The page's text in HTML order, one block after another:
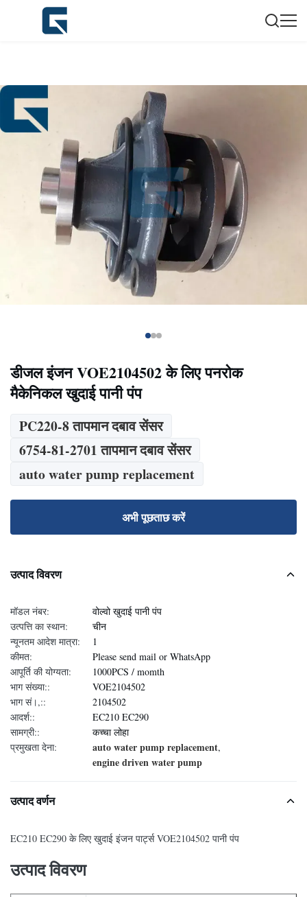
डीजल इंजन VOE2104502 के लिए पनरोक
मैकेनिकल खुदाई पानी पंप
PC220-8 तापमान दबाव सेंसर
6754-81-2701 तापमान दबाव सेंसर
auto water pump replacement
अभी पूछताछ करें
उत्पाद विवरण
मॉडल नंबर:
वोल्वो खुदाई पानी पंप
उत्पत्ति का स्थान:
चीन
न्यूनतम आदेश मात्रा:
1
कीमत:
Please send mail or WhatsApp
आपूर्ति की योग्यता:
1000PCS / momth
भाग संख्या::
VOE2104502
भाग सं।,::
2104502
आदर्श::
EC210 EC290
सामग्री::
कच्चा लोहा
प्रमुखता देना:
auto water pump replacement,
engine driven water pump
उत्पाद वर्णन
EC210 EC290 के लिए खुदाई इंजन पार्ट्स VOE2104502 पानी पंप
उत्पाद विवरण